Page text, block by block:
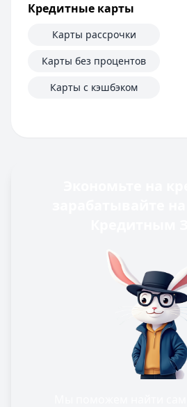
Кредитные карты
Карты рассрочки
Карты без процентов
Карты с кэшбэком